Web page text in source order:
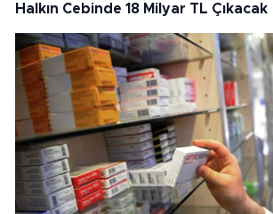
Halkın Cebinde 18 Milyar TL Çıkacak